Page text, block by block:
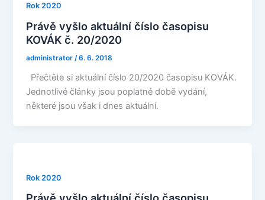
Rok 2020
Právě vyšlo aktuální číslo časopisu
KOVÁK č. 20/2020
administrator/6. 6. 2018
Přečtěte si aktuální číslo 20/2020 časopisu KOVÁK.
Jednotlivé články jsou poplatné době vydání,
některé jsou však i dnes aktuální.
Rok 2020